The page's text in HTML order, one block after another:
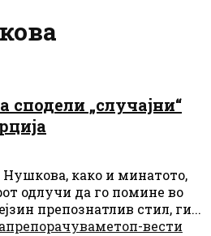
сподели „случајни“
како и минатото,
одлучи да го помине во
препознатлив стил, ги...
препорачуваметоп-вести